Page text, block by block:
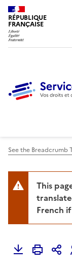
RÉPUBLIQUE
FRANÇAISE
See the Breadcrumb
This page has been automatically
French